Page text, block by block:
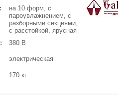
на 10 форм, с
пароувлажнением, с
разборными секциями,
с расстойкой, ярусная
380 В
электрическая
170 кг